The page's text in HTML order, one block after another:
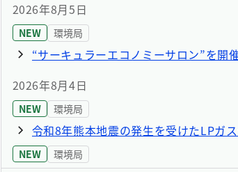
2026年8月5日
NEW 環境局
“サーキュラーエコノミーサロン”を開
2026年8月4日
NEW 環境局
令和8年熊本地震の発生を受けたLPガ
NEW 環境局